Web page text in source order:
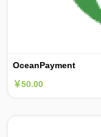
OceanPayment
￥50.00